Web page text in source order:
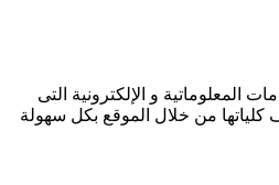
المعلوماتية و الإلكترونية التى
كلياتها من خلال الموقع بكل سهولة